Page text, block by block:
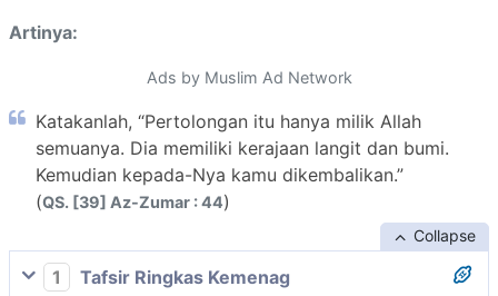
Artinya:
Ads by Muslim Ad Network
Katakanlah, “Pertolongan itu hanya milik Allah
semuanya. Dia memiliki kerajaan langit dan bumi.
Kemudian kepada-Nya kamu dikembalikan.”
(QS. [39] Az-Zumar : 44)
Collapse
1
Tafsir Ringkas Kemenag